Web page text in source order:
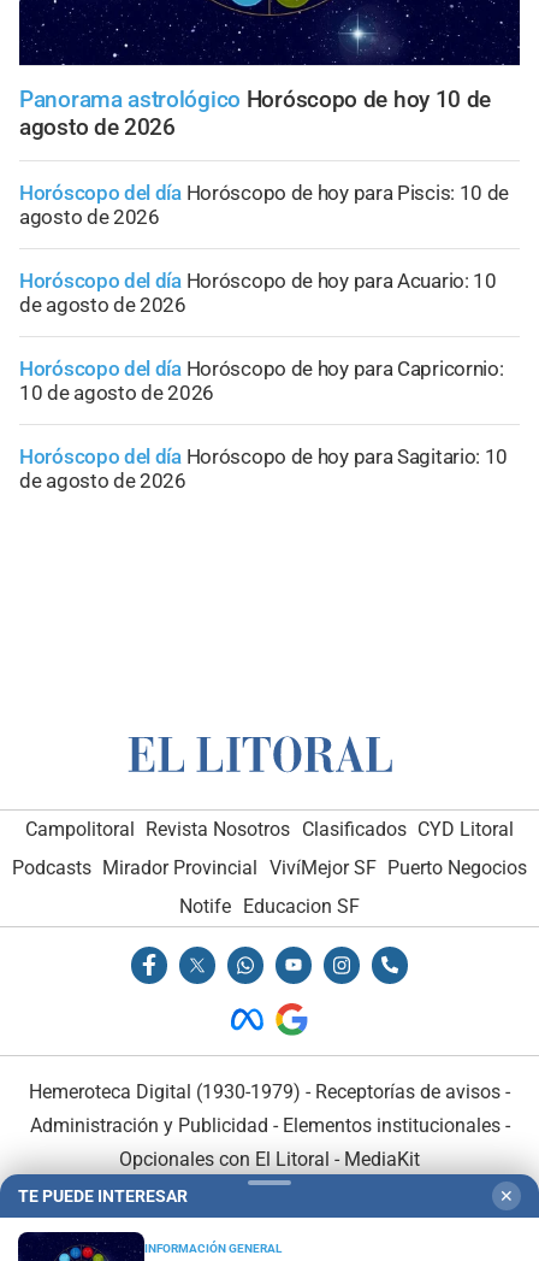
Panorama astrológico Horóscopo de hoy 10 de
agosto de 2026
Horóscopo del día Horóscopo de hoy para Piscis: 10 de
agosto de 2026
Horóscopo del día Horóscopo de hoy para Acuario: 10
de agosto de 2026
Horóscopo del día Horóscopo de hoy para Capricornio:
10 de agosto de 2026
Horóscopo del día Horóscopo de hoy para Sagitario: 10
de agosto de 2026
Campolitoral Revista Nosotros Clasificados CYD Litoral
Podcasts Mirador Provincial VivíMejor SF Puerto Negocios
Notife Educacion SF
Hemeroteca Digital (1930-1979) - Receptorías de avisos -
Administración y Publicidad - Elementos institucionales-
Opcionales con El Litoral - MediaKit
TE PUEDE INTERESAR ✕
INFORMACIÓN GENERAL